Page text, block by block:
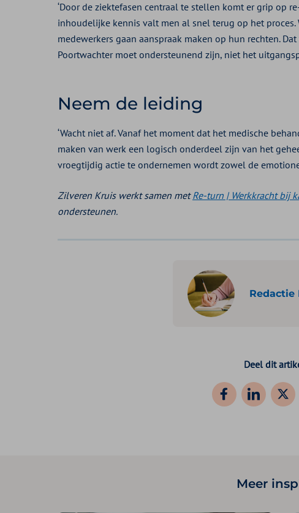
‘Door de ziektefasen centraal te stellen komt er grip op
inhoudelijke kennis valt men al snel terug op het proces.
medewerkers gaan aanspraak maken op hun rechten.
Poortwachter moet ondersteunend zijn, niet het
Neem de leiding
‘Wacht niet af. Vanaf het moment dat het medische
maken van werk een logisch onderdeel zijn van het
vroegtijdig actie te ondernemen wordt zowel de
Zilveren Kruis werkt samen metRe-turn | Werkkracht bij
ondersteunen.
Redactie
Deel dit
Meer